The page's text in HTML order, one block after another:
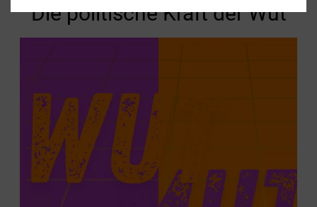
Die politische Kraft der Wut